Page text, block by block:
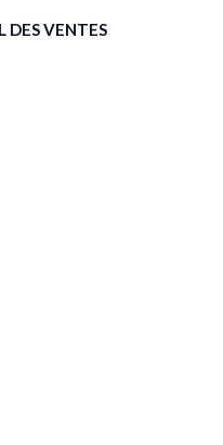
DES VENTES